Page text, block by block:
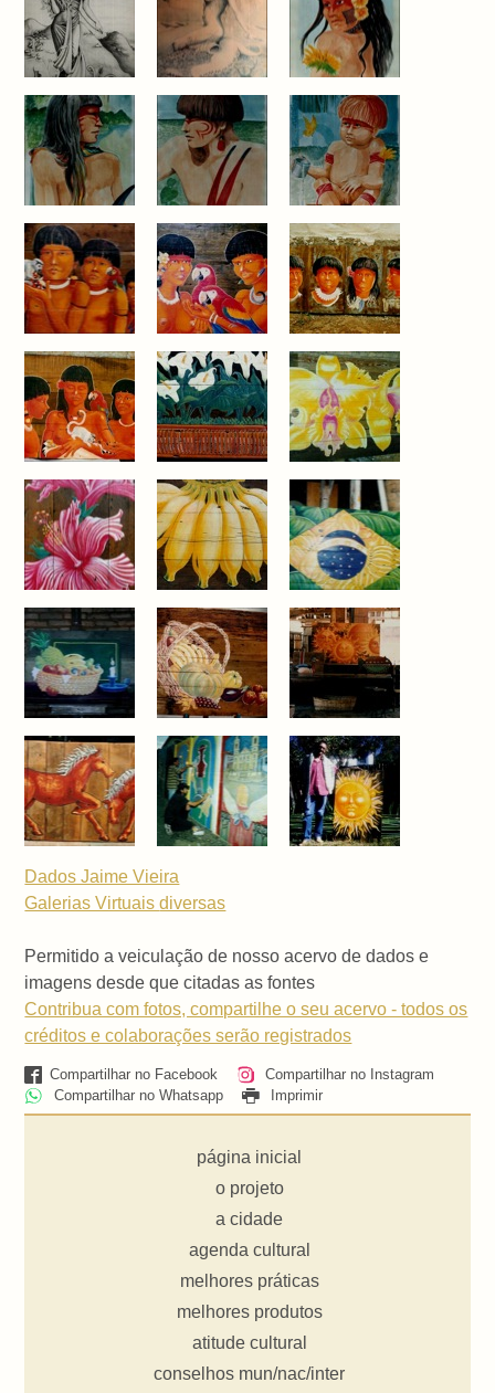
Dados Jaime Vieira
Galerias Virtuaisdiversas
Permitido a veiculação de nosso acervo de dados e
imagens desde que citadas as fontes
Contribua com fotos, compartilhe o seu acervo - todos os
créditos e colaborações serão registrados
Compartilhar no Facebook
Compartilhar no Instagram
Compartilhar no Whatsapp
Imprimir
página inicial
o projeto
a cidade
agenda cultural
melhores práticas
melhores produtos
atitude cultural
conselhos mun/nac/inter